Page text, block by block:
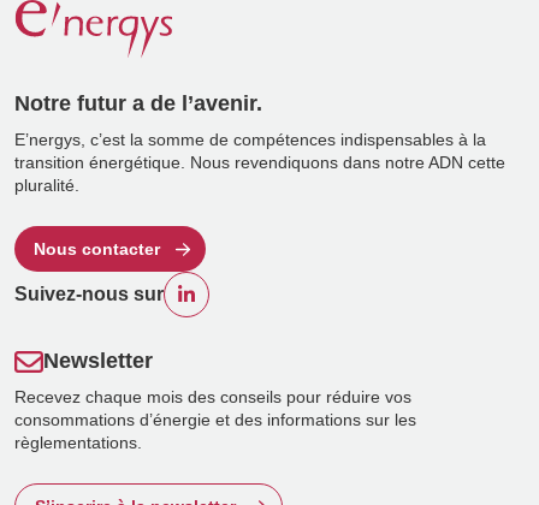
Notre futur a de l’avenir.
E’nergys, c’est la somme de compétences indispensables à la
transition énergétique. Nous revendiquons dans notre ADN cette
pluralité.
Nous contacter
Suivez-nous sur
Newsletter
Recevez chaque mois des conseils pour réduire vos
consommations d’énergie et des informations sur les
règlementations.